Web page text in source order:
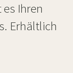
Ihren
Erhältlich